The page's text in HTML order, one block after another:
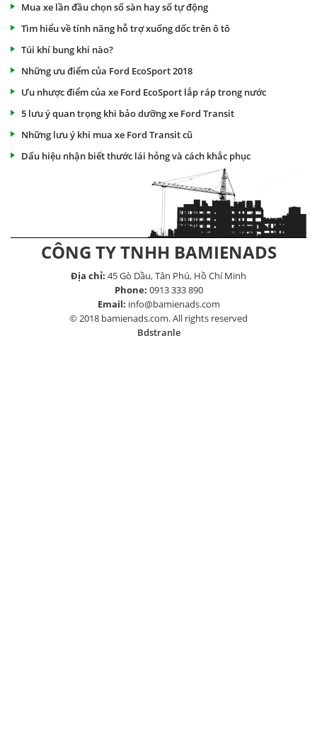
Mua xe lần đầu chọn số sàn hay số tự động
Tìm hiểu về tính năng hỗ trợ xuống dốc trên ô tô
Túi khí bung khi nào?
Những ưu điểm của Ford EcoSport 2018
Ưu nhược điểm của xe Ford EcoSport lắp ráp trong nước
5 lưu ý quan trọng khi bảo dưỡng xe Ford Transit
Những lưu ý khi mua xe Ford Transit cũ
Dấu hiệu nhận biết thước lái hỏng và cách khắc phục
CÔNG TY TNHH BAMIENADS
Địa chỉ: 45 Gò Dầu, Tân Phú, Hồ Chí Minh
Phone: 0913 333 890
Email: info@bamienads.com
© 2018 bamienads.com. All rights reserved
Bdstranle